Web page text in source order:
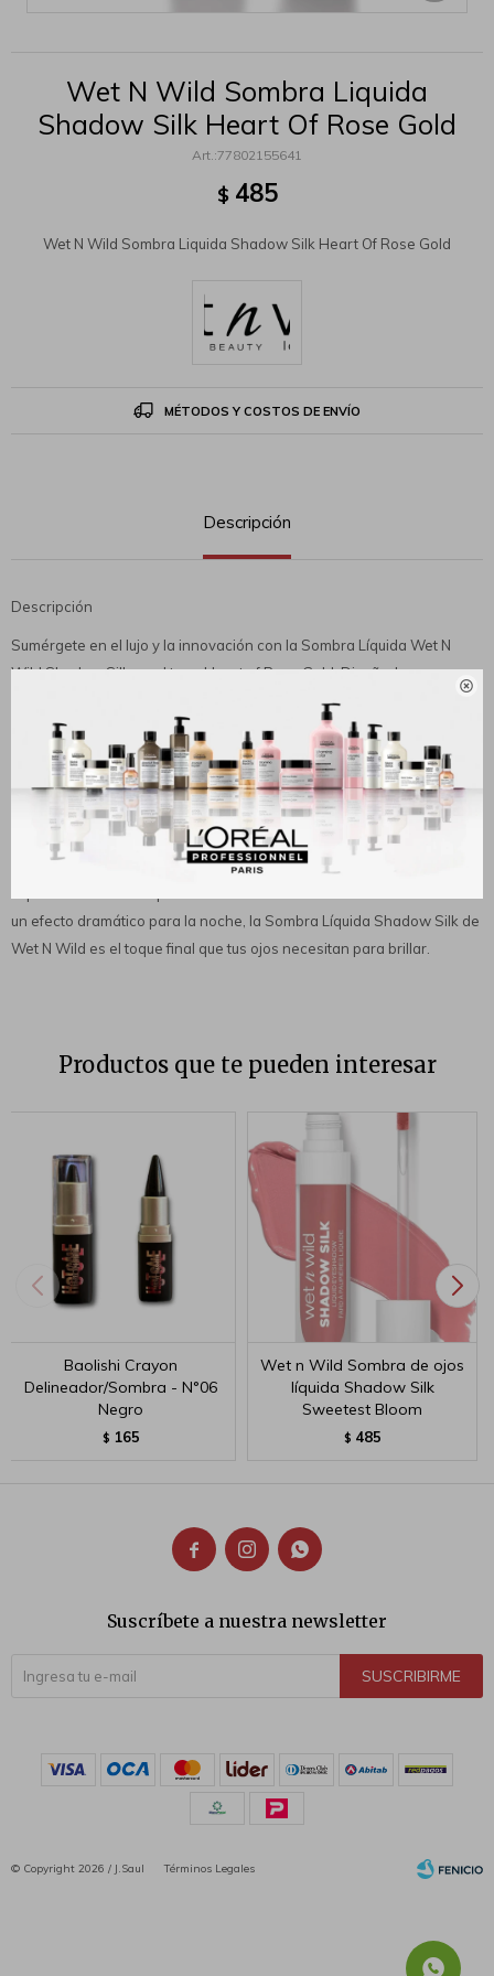

Wet N Wild Sombra Liquida
Shadow Silk Heart Of Rose Gold
77802155641
$ 485
Wet N Wild Sombra Liquida Shadow Silk Heart Of Rose Gold
MÉTODOS Y COSTOS DE ENVÍO
Descripción
Descripción
Sumérgete en el lujo y la innovación con la Sombra Líquida Wet N
Wild Shadow Silk en el tono Heart of Rose Gold. Diseñada para
impresionar, esta fórmula líquida se desliza suavemente sobre tus
párpados con su aplicador tipo varita, garantizando una aplicación
precisa y sin esfuerzo. Su secado rápido evita manchas y pliegues,
manteniendo un look impecable durante horas. La intensa
pigmentación de esta sombra líquida asegura un color vibrante y una
cobertura completa con solo una pasada. Además, su acabado
luminoso captura la luz, realzando tus ojos con un brillo sutil pero
un efecto dramático para la noche, la Sombra Líquida Shadow Silk de
Wet N Wild es el toque final que tus ojos necesitan para brillar.
Productos que te pueden interesar
Baolishi Crayon
Delineador/Sombra - N°06
Negro
$ 165
Wet n Wild Sombra de ojos
líquida Shadow Silk
Sweetest Bloom
$ 485
  
Suscríbete a nuestra newsletter
SUSCRIBIRME
© Copyright 2026 / J.Saul Términos Legales